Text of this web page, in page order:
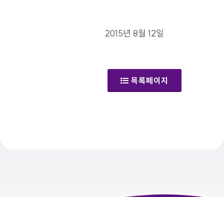
2015년 8월 12일
목록페이지